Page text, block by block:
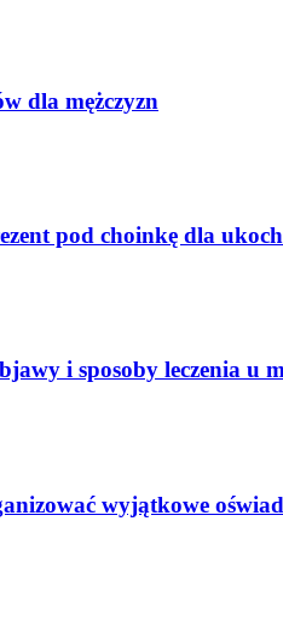
dla mężczyzn
pod choinkę dla
i sposoby leczenia u
wyjątkowe